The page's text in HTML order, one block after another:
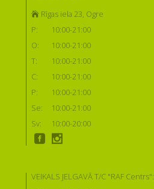
Rīgas iela 23, Ogre
P:
10:00-21:00
O:
10:00-21:00
T:
10:00-21:00
C:
10:00-21:00
P:
10:00-21:00
Se:
10:00-21:00
Sv:
10:00-20:00
VEIKALS JELGAVĀ T/C "RAF Centrs":